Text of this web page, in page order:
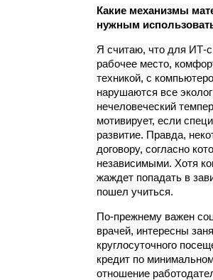
Какие механизмы
нужным
Я считаю, что для ИТ-
рабочее место,
техникой, с
нарушаются все
нечеловеческий
мотивирует, если
развитие. Правда,
договору, согласно
независимыми. Хотя
жаждет попадать в
пошел учиться.
По-прежнему важен
врачей, интересны
круглосуточного
кредит по
отношение